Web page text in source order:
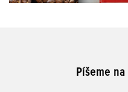
Píšeme